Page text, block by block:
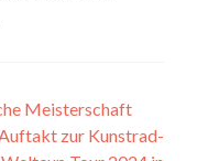
Meisterschaft
zur Kunstrad-